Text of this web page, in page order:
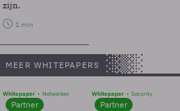
zijn.
1 min
MEER WHITEPAPERS
Whitepaper Netwerken
Partner
Whitepaper Security
Partner